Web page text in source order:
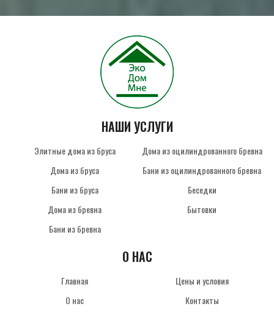
НАШИ УСЛУГИ
Элитные дома из бруса
Дома из бруса
Бани из бруса
Дома из бревна
Бани из бревна
Дома из оцилиндрованного бревна
Бани из оцилиндрованного бревна
Беседки
Бытовки
О НАС
Главная
О нас
Цены и условия
Контакты